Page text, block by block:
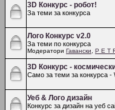
3D Конкурс - робот!
За теми за конкурса
Лого Конкурс v2.0
За теми по конкурса
Модератори Гавански P E T
3D Конкурс -
Само за теми за конкурса -
Уеб & Лого дизайн
Конкурс за дизайн на уеб